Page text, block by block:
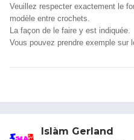
Veuillez respecter exactement le
modèle entre crochets.
La façon de le faire y est indiquée.
Vous pouvez prendre exemple sur
Islàm Gerland